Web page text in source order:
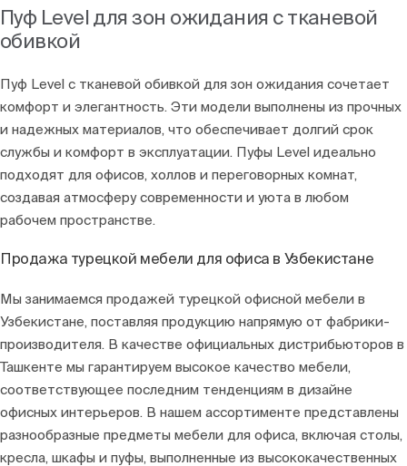
Пуф Level для зон ожидания с тканевой
обивкой
Пуф Level с тканевой обивкой для зон ожидания сочетает
комфорт и элегантность. Эти модели выполнены из прочных
и надежных материалов, что обеспечивает долгий срок
службы и комфорт в эксплуатации. Пуфы Level идеально
подходят для офисов, холлов и переговорных комнат,
создавая атмосферу современности и уюта в любом
рабочем пространстве.
Продажа турецкой мебели для офиса в Узбекистане
Мы занимаемся продажей турецкой офисной мебели в
Узбекистане, поставляя продукцию напрямую от фабрики-
производителя. В качестве официальных дистрибьюторов в
Ташкенте мы гарантируем высокое качество мебели,
соответствующее последним тенденциям в дизайне
офисных интерьеров. В нашем ассортименте представлены
разнообразные предметы мебели для офиса, включая столы,
кресла, шкафы и пуфы, выполненные из высококачественных